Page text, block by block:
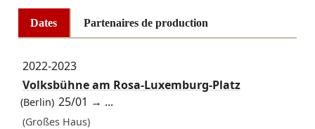
Dates Partenaires de production
2022-2023
Volksbühne am Rosa-Luxemburg-Platz
(Berlin) 25/01 → ...
(Großes Haus)